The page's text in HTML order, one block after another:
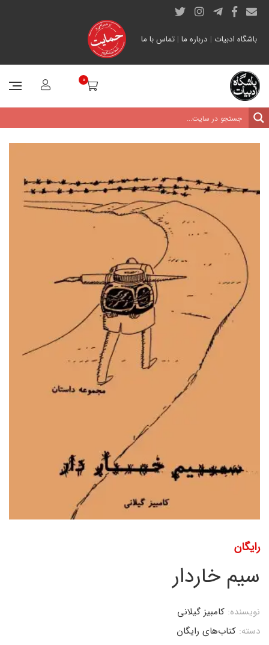
باشگاه ادبیات | درباره ما | تماس با ما
0
رایگان
سیم خاردار
نویسنده: کامبیز گیلانی
دسته: کتاب‌های رایگان